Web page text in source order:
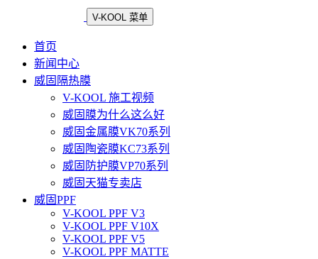
V-KOOL 菜单
首页
新闻中心
威固隔热膜
V-KOOL 施工视频
威固膜为什么这么好
威固金属膜VK70系列
威固陶瓷膜KC73系列
威固防护膜VP70系列
威固天猫专卖店
威固PPF
V-KOOL PPF V3
V-KOOL PPF V10X
V-KOOL PPF V5
V-KOOL PPF MATTE